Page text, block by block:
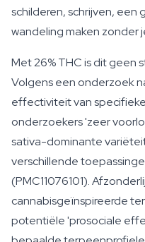
schilderen, schrijven, een
wandeling maken zonder
Met 26% THC is dit geen
Volgens een onderzoek
effectiviteit van
onderzoekers 'zeer
sativa-dominante
verschillende
(PMC11076101).
cannabisgeïnspireerde
potentiële 'prosociale